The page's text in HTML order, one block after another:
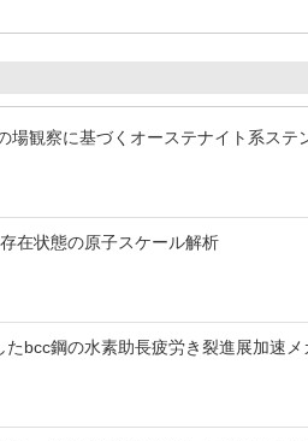
場観察に基づくオーステナイト系ステ
在状態の原子スケール解析
bcc鋼の水素助長疲労き裂進展加速メ